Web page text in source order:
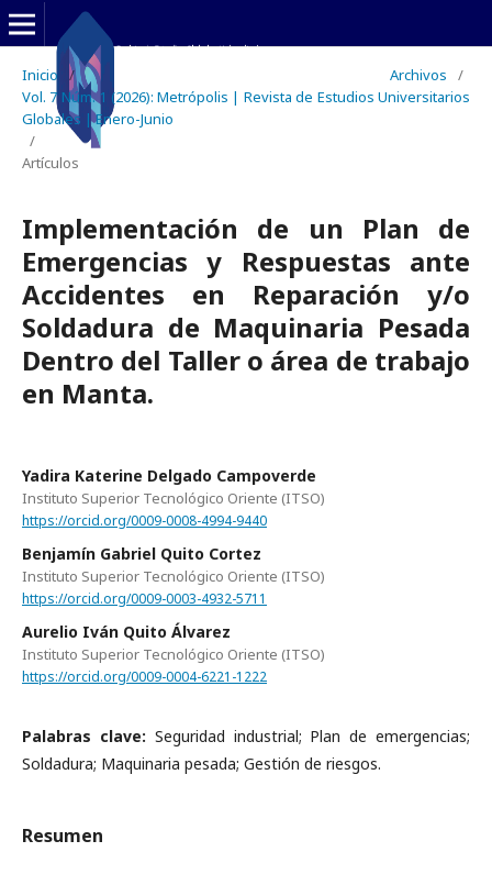
Inicio / Archivos
/
Vol. 7 Núm. 1 (2026): Metrópolis | Revista de Estudios Universitarios
Globales | Enero-Junio
/
Artículos
Implementación de un Plan de
Emergencias y Respuestas ante
Accidentes en Reparación y/o
Soldadura de Maquinaria Pesada
Dentro del Taller o área de trabajo
en Manta.
Yadira Katerine Delgado Campoverde
Instituto Superior Tecnológico Oriente (ITSO)
https://orcid.org/0009-0008-4994-9440
Benjamín Gabriel Quito Cortez
Instituto Superior Tecnológico Oriente (ITSO)
https://orcid.org/0009-0003-4932-5711
Aurelio Iván Quito Álvarez
Instituto Superior Tecnológico Oriente (ITSO)
https://orcid.org/0009-0004-6221-1222
Palabras clave: Seguridad industrial; Plan de emergencias;
Soldadura; Maquinaria pesada; Gestión de riesgos.
Resumen